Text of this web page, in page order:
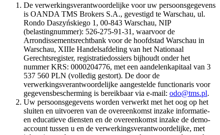
De verwerkingsverantwoordelijke voor uw persoonsgegevens
is OANDA TMS Brokers S.A., gevestigd te Warschau, ul.
Rondo Daszyńskiego 1, 00-843 Warschau, NIP
(belastingnummer): 526-275-91-31, waarvoor de
Arrondissementsrechtbank voor de hoofdstad Warschau in
Warschau, XIIIe Handelsafdeling van het Nationaal
Gerechtsregister, registratiedossiers bijhoudt onder het
nummer KRS: 0000204776, met een aandelenkapitaal van 3
537 560 PLN (volledig gestort). De door de
verwerkingsverantwoordelijke aangestelde functionaris voor
gegevensbescherming is bereikbaar via e-mail: odo@tms.pl.
Uw persoonsgegevens worden verwerkt met het oog op het
sluiten en uitvoeren van de overeenkomst inzake informatie-
en educatieve diensten en de overeenkomst inzake de demo-
account tussen u en de verwerkingsverantwoordelijke, met